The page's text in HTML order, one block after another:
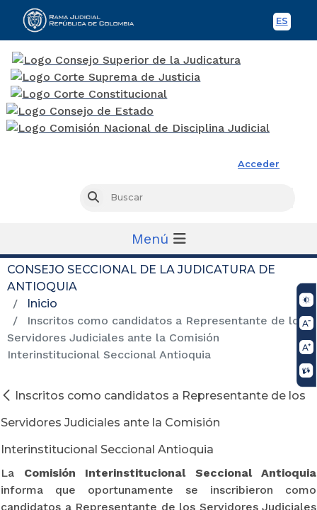
ES
Acceder
Buscar
Menú
CONSEJO SECCIONAL DE LA JUDICATURA DE
ANTIOQUIA
Inicio
Inscritos como candidatos a Representante de los
Servidores Judiciales ante la Comisión
Interinstitucional Seccional Antioquia
Inscritos como candidatos a Representante de los
Servidores Judiciales ante la Comisión
Interinstitucional Seccional Antioquia
La Comisión Interinstitucional Seccional Antioquia
informa que oportunamente se inscribieron como
candidatos a Representante de los Servidores Judiciales